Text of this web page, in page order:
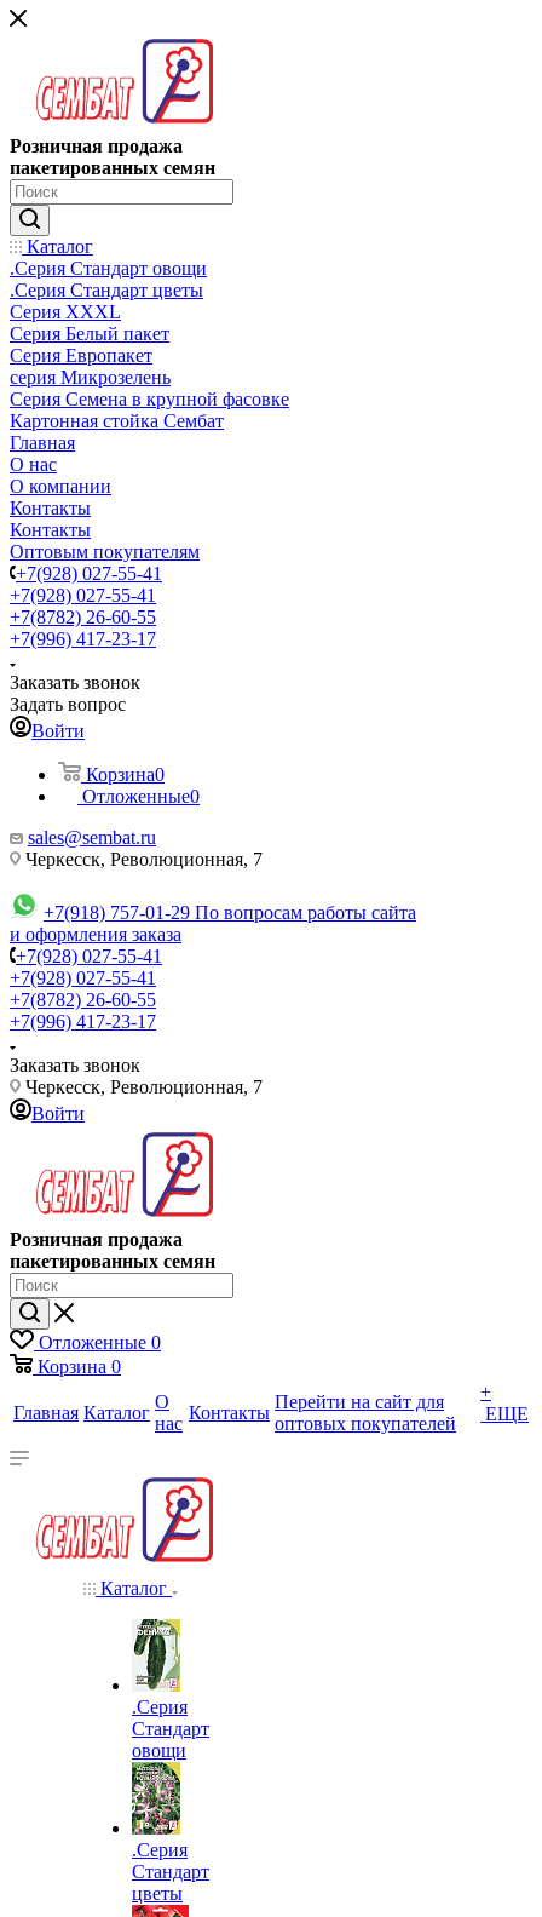
Розничная продажа
пакетированных семян
Каталог
.Серия Стандарт овощи
.Серия Стандарт цветы
Серия XXXL
Серия Белый пакет
Серия Европакет
серия Микрозелень
Серия Семена в крупной фасовке
Картонная стойка Сембат
Главная
О нас
О компании
Контакты
Контакты
Оптовым покупателям
+7(928) 027-55-41
+7(928) 027-55-41
+7(8782) 26-60-55
+7(996) 417-23-17
Заказать звонок
Задать вопрос
Войти
Корзина0
Отложенные0
sales@sembat.ru
Черкесск, Революционная, 7
+7(918) 757-01-29 По вопросам работы сайта
и оформления заказа
+7(928) 027-55-41
+7(928) 027-55-41
+7(8782) 26-60-55
+7(996) 417-23-17
Заказать звонок
Черкесск, Революционная, 7
Войти
Розничная продажа
пакетированных семян
Отложенные 0
Корзина 0
Главная Каталог
О
нас
Контакты
Перейти на сайт для
оптовых покупателей
+
ЕЩЕ
Каталог
.Серия
Стандарт
овощи
.Серия
Стандарт
цветы